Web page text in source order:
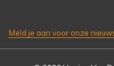
Meld je aan voor onze